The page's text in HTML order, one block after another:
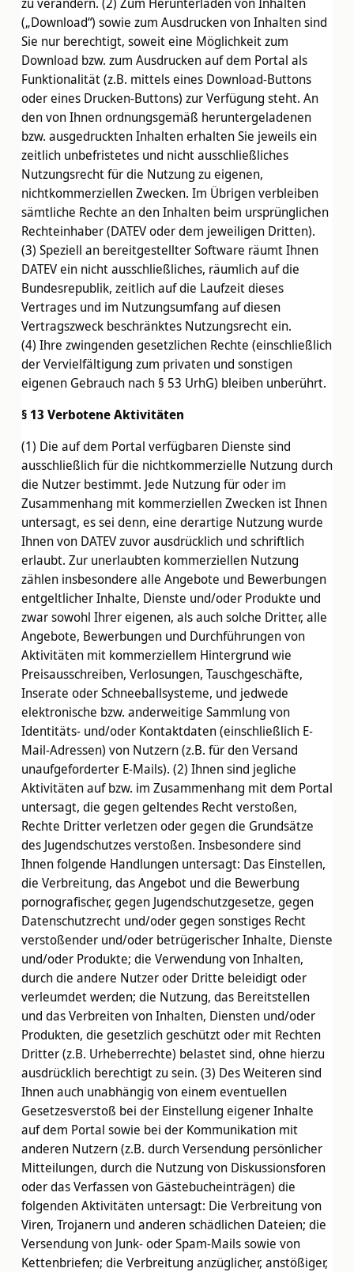
(„Download“) sowie zum Ausdrucken von Inhalten sind
Sie nur berechtigt, soweit eine Möglichkeit zum
Download bzw. zum Ausdrucken auf dem Portal als
Funktionalität (z.B. mittels eines Download-Buttons
oder eines Drucken-Buttons) zur Verfügung steht. An
den von Ihnen ordnungsgemäß heruntergeladenen
bzw. ausgedruckten Inhalten erhalten Sie jeweils ein
zeitlich unbefristetes und nicht ausschließliches
Nutzungsrecht für die Nutzung zu eigenen,
nichtkommerziellen Zwecken. Im Übrigen verbleiben
sämtliche Rechte an den Inhalten beim ursprünglichen
Rechteinhaber (DATEV oder dem jeweiligen Dritten).
(3) Speziell an bereitgestellter Software räumt Ihnen
DATEV ein nicht ausschließliches, räumlich auf die
Bundesrepublik, zeitlich auf die Laufzeit dieses
Vertrages und im Nutzungsumfang auf diesen
Vertragszweck beschränktes Nutzungsrecht ein.
(4) Ihre zwingenden gesetzlichen Rechte (einschließlich
der Vervielfältigung zum privaten und sonstigen
eigenen Gebrauch nach § 53 UrhG) bleiben unberührt.
§ 13 Verbotene Aktivitäten
(1) Die auf dem Portal verfügbaren Dienste sind
ausschließlich für die nichtkommerzielle Nutzung durch
die Nutzer bestimmt. Jede Nutzung für oder im
Zusammenhang mit kommerziellen Zwecken ist Ihnen
untersagt, es sei denn, eine derartige Nutzung wurde
Ihnen von DATEV zuvor ausdrücklich und schriftlich
erlaubt. Zur unerlaubten kommerziellen Nutzung
zählen insbesondere alle Angebote und Bewerbungen
entgeltlicher Inhalte, Dienste und/oder Produkte und
zwar sowohl Ihrer eigenen, als auch solche Dritter, alle
Angebote, Bewerbungen und Durchführungen von
Aktivitäten mit kommerziellem Hintergrund wie
Preisausschreiben, Verlosungen, Tauschgeschäfte,
Inserate oder Schneeballsysteme, und jedwede
elektronische bzw. anderweitige Sammlung von
Identitäts- und/oder Kontaktdaten (einschließlich E-
Mail-Adressen) von Nutzern (z.B. für den Versand
unaufgeforderter E-Mails). (2) Ihnen sind jegliche
Aktivitäten auf bzw. im Zusammenhang mit dem Portal
untersagt, die gegen geltendes Recht verstoßen,
Rechte Dritter verletzen oder gegen die Grundsätze
des Jugendschutzes verstoßen. Insbesondere sind
Ihnen folgende Handlungen untersagt: Das Einstellen,
die Verbreitung, das Angebot und die Bewerbung
pornografischer, gegen Jugendschutzgesetze, gegen
Datenschutzrecht und/oder gegen sonstiges Recht
verstoßender und/oder betrügerischer Inhalte, Dienste
und/oder Produkte; die Verwendung von Inhalten,
durch die andere Nutzer oder Dritte beleidigt oder
verleumdet werden; die Nutzung, das Bereitstellen
und das Verbreiten von Inhalten, Diensten und/oder
Produkten, die gesetzlich geschützt oder mit Rechten
Dritter (z.B. Urheberrechte) belastet sind, ohne hierzu
ausdrücklich berechtigt zu sein. (3) Des Weiteren sind
Ihnen auch unabhängig von einem eventuellen
Gesetzesverstoß bei der Einstellung eigener Inhalte
auf dem Portal sowie bei der Kommunikation mit
anderen Nutzern (z.B. durch Versendung persönlicher
Mitteilungen, durch die Nutzung von Diskussionsforen
oder das Verfassen von Gästebucheinträgen) die
folgenden Aktivitäten untersagt: Die Verbreitung von
Viren, Trojanern und anderen schädlichen Dateien; die
Versendung von Junk- oder Spam-Mails sowie von
Kettenbriefen; die Verbreitung anzüglicher, anstößiger,